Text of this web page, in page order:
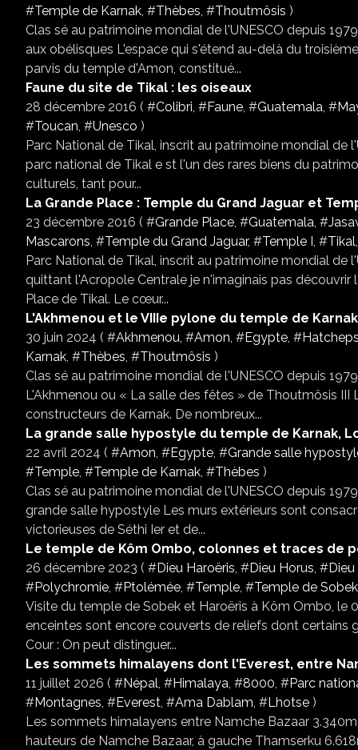
#Temple de Karnak, #Thèbes, #Thoutmôsis )
Clas sé au patrimoine mondial de l'UNESCO depuis
aux obélisques L'espace qui s'étend au-delà du
parvis du temple d'Amon, constitué...
Faune du site de Tikal : les oiseaux
28 décembre 2016 ( #Colibri, #Faune, #Guatemala, #
#Toucan, #Unesco )
Parc National de Tikal, inscrit au patrimoine mondial de
parc national de Tikal e st l'un des rares biens du
culturels, tant pour...
La Grande Place : Temple du Grand Jaguar et
23 décembre 2016 ( #Grande Place, #Guatemala, #
Mascarons, #Temple du Grand Jaguar, #Temple I, #Tikal
Parc National de Tikal, inscrit au patrimoine mondial de
quittant l'Acropole Centrale je n'imaginais pas
Place de Tikal. Le cœur...
L'Akhmenou et le VIIIe pylone du temple de
30 juin 2024 ( #Akhmenou, #Amon, #Egypte, #
Karnak, #Thèbes, #Thoutmôsis )
Clas sé au patrimoine mondial de l'UNESCO depuis
L'Akhmenou ou « La salle des fêtes » de Thoutmôsis
constructeurs de Karnak. De nombreux...
La grande salle hypostyle du temple de Karnak,
22 avril 2024 ( #Amon, #Egypte, #Grande salle
#Temple, #Temple de Karnak, #Thèbes )
Clas sé au patrimoine mondial de l'UNESCO depuis
grande salle hypostyle Les murs extérieurs sont
victorieuses de Séthi Ier et de...
Le temple de Kôm Ombo, colonnes et traces de
26 décembre 2023 ( #Dieu Haroëris, #Dieu Horus, #
#Polychromie, #Ptolémée, #Temple, #Temple de
Visite du temple de Sobek et Haroëris à Kôm Ombo, le
enceintes sont encore couverts de reliefs dont certains
Cour : On peut distinguer...
Les sommets himalayens dont l'Everest, entre
11 juillet 2026 ( #Népal, #Himalaya, #8000, #Parc
#Montagnes, #Everest, #Ama Dablam, #Lhotse )
Les sommets himalayens entre Namche Bazaar
hauteurs de Namche Bazaar, à gauche Thamserku